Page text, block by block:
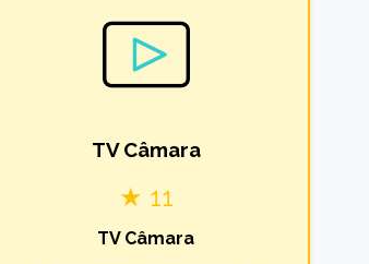
TV Câmara
★ 11
TV Câmara